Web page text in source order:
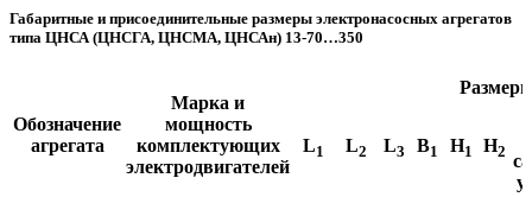
Габаритные и присоединительные размеры электронасосных агрегатов
типа ЦНСА (ЦНСГА, ЦНСМА, ЦНСАн) 13-70…350
Обозначение
агрегата
Марка и
мощность
комплектующих
электродвигателей
L1 L2 L3 В1 H1 H2